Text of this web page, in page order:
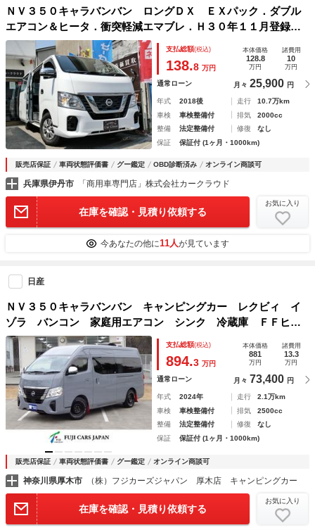
ＮＶ３５０キャラバンバン ロングＤＸ ＥＸパック．ダブル
エアコン＆ヒータ．衝突軽減エマブレ．Ｈ３０年１１月登録
車．後期．法人ワンオーナ．整備記録簿Ｒ１．２．３．４．
５．６年．ナビ．Ｂｌｕｅｔｏｏｔｈ．Ｂモニタ．ＥＴＣ．キ
ーレス．ドラレコ．
支払総額(税込)
138.8 万円
本体価格
128.8
万円
諸費用
10
万円
通常ローン 月々 25,900 円
年式 2018後 走行
10.7万km
車検
車検整備付 排気
2000cc
整備
法定整備付 修復
なし
保証
保証付 (1ヶ月・1000km)
販売店保証 車両状態評価書 グー鑑定 OBD診断済み オンライン商談可
兵庫県伊丹市 「商用車専門店」株式会社カークラウド
在庫を確認・見積り依頼する
お気に入り
今あなたの他に11人が見ています
日産
ＮＶ３５０キャラバンバン キャンピングカー レクビィ イ
ゾラ バンコン 家庭用エアコン シンク 冷蔵庫 ＦＦヒー
ター リチウム２００Ａｈ 走行充電（ＣＴＥＫ） 外部充
電 インバータ ソーラーパネル 電子レンジ 給排水タン
ク 家庭用テレビ マックスファン 安全装備
支払総額(税込)
894.3 万円
本体価格
881
万円
諸費用
13.3
万円
通常ローン 月々 73,400 円
年式 2024年 走行
2.1万km
車検
車検整備付 排気
2500cc
整備
法定整備付 修復
なし
保証
保証付 (1ヶ月・1000km)
販売店保証 車両状態評価書 グー鑑定 オンライン商談可
神奈川県厚木市 （株）フジカーズジャパン 厚木店 キャンピングカー
在庫を確認・見積り依頼する
お気に入り